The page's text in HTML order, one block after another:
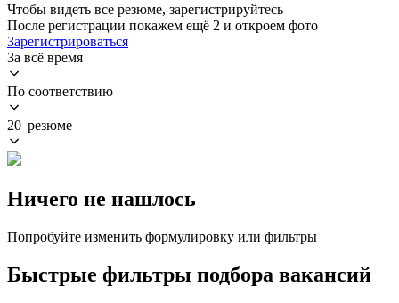
Чтобы видеть все резюме, зарегистрируйтесь
После регистрации покажем ещё 2 и откроем фото
Зарегистрироваться
За всё время
По соответствию
20 резюме
Ничего не нашлось
Попробуйте изменить формулировку или фильтры
Быстрые фильтры подбора вакансий